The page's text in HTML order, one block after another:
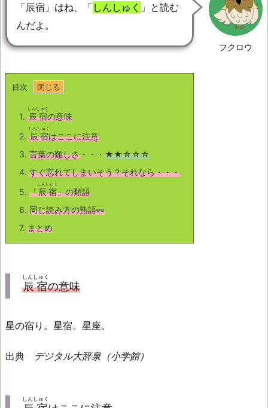
フクロウ
「辰宿」はね、「 しんしゅく 」と読む
んだよ。
目次
1. 辰宿
しんしゅく
の意味
2. 辰宿
しんしゅく
はここに注意
3. 言葉の難しさ ・・・ ★★☆☆☆
4. すぐ忘れてしまいそう？それなら・・・
5. 「辰宿
しんしゅく
」の類語
6. 同じ読み方の熟語👀
7. まとめ
辰宿
しんしゅく
の意味
星の宿り。星宿。星座。
出典 デジタル大辞泉（小学館）
しんしゅく